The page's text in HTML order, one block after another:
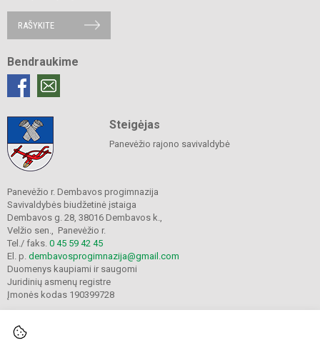
RAŠYKITE
Bendraukime
Steigėjas
Panevėžio rajono savivaldybė
Panevėžio r. Dembavos progimnazija
Savivaldybės biudžetinė įstaiga
Dembavos g. 28, 38016 Dembavos k.,
Velžio sen., Panevėžio r.
Tel./ faks. 0 45 59 42 45
El. p. dembavosprogimnazija@gmail.com
Duomenys kaupiami ir saugomi
Juridinių asmenų registre
Įmonės kodas 190399728